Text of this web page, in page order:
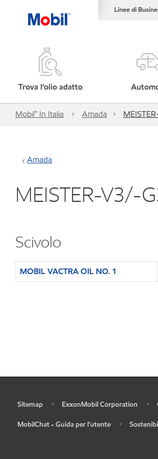
Linee di
Trova l’olio adatto
Mobil™ In Italia Amada
Amada
MEISTER-V3/-
Scivolo
MOBIL VACTRA OIL NO. 1
Sitemap • ExxonMobil Corporation •
MobilChat - Guida per l’utente •